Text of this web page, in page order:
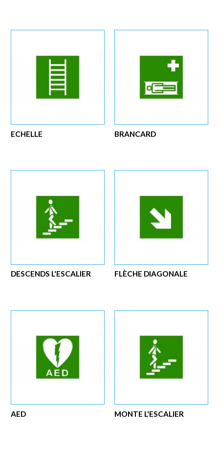
BRANCARD
ECHELLE
FLÈCHE DIAGONALE
DESCENDS L'ESCALIER
MONTE L'ESCALIER
AED